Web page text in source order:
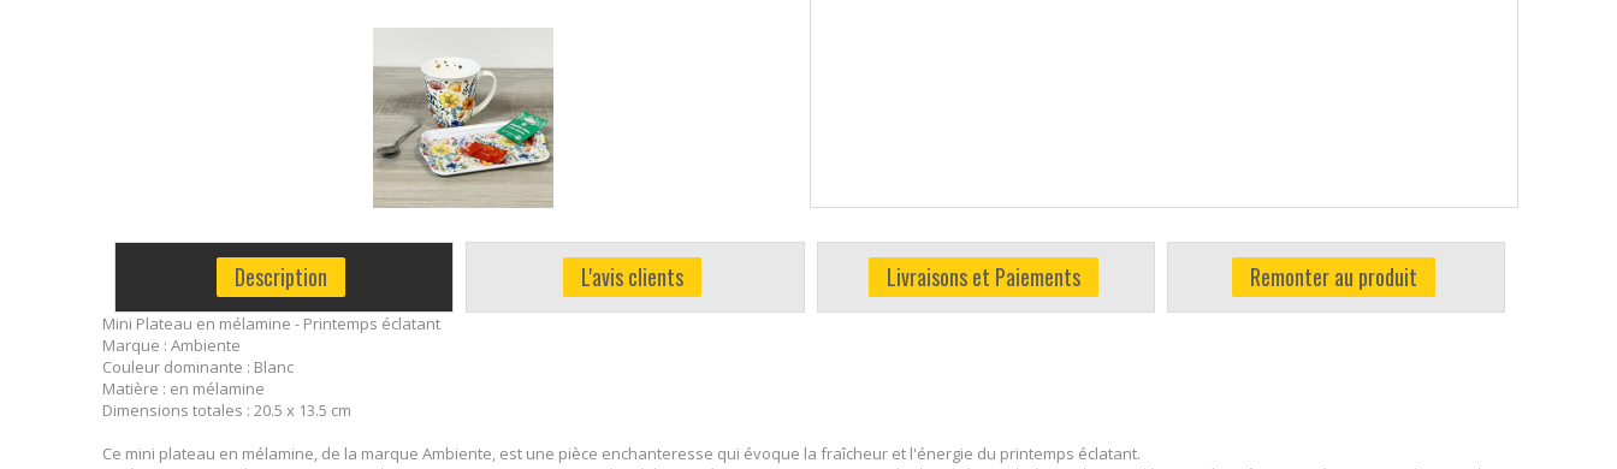
Description L'avis clients Livraisons et Paiements Remonter au produit
Mini Plateau en mélamine - Printemps éclatant
Marque : Ambiente
Couleur dominante : Blanc
Matière : en mélamine
Dimensions totales : 20.5 x 13.5 cm
Ce mini plateau en mélamine, de la marque Ambiente, est une pièce enchanteresse qui évoque la fraîcheur et l'énergie du printemps éclatant.